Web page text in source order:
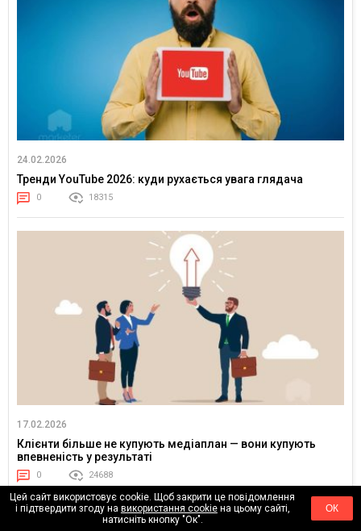
24.02.2026
Тренди YouTube 2026: куди рухається увага глядача
0 18315
17.02.2026
Клієнти більше не купують медіаплан — вони купують
впевненість у результаті
0 24688
Цей сайт використовує cookie. Щоб закрити це повідомлення
і підтвердити згоду на використання cookieна цьому сайті,
натисніть кнопку "Ок".
ОК